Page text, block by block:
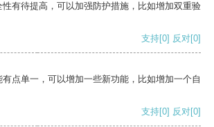
有待提高，可以加强防护措施，比如增加双重验
支持[0] 反对[0]
点单一，可以增加一些新功能，比如增加一个自
支持[0] 反对[0]